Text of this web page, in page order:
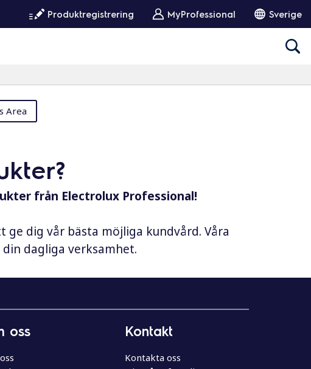
Produktregistrering MyProfessional Sverige
Area
från Electrolux Professional!
dig vår bästa möjliga kundvård. Våra
dagliga verksamhet.
oss Kontakt
Kontakta oss